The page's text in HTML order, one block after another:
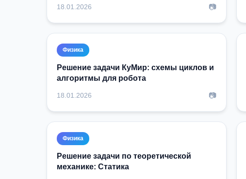
18.01.2026 📷
Физика
Решение задачи КуМир: схемы циклов и
алгоритмы для робота
18.01.2026 📷
Физика
Решение задачи по теоретической
механике: Статика